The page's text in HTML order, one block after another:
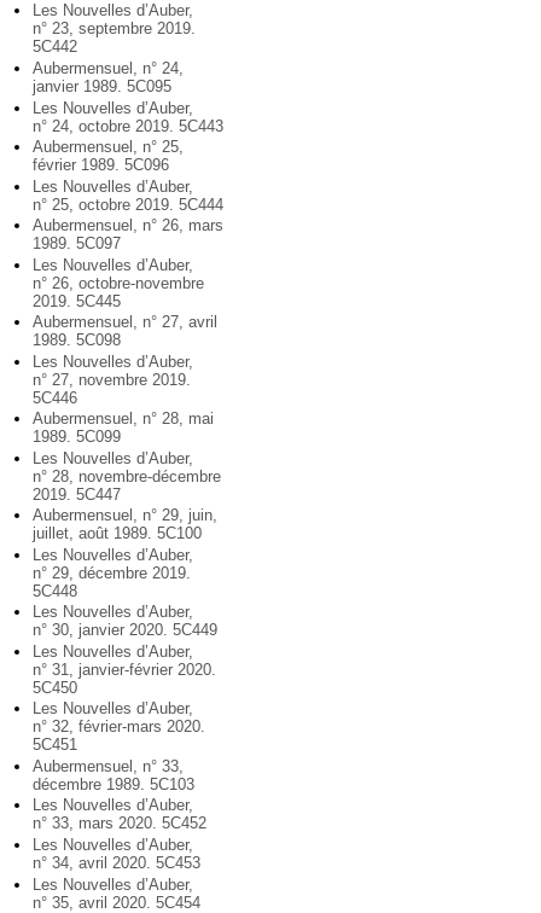
Les Nouvelles d’Auber,
n° 23, septembre 2019.
5C442
Aubermensuel, n° 24,
janvier 1989. 5C095
Les Nouvelles d’Auber,
n° 24, octobre 2019. 5C443
Aubermensuel, n° 25,
février 1989. 5C096
Les Nouvelles d’Auber,
n° 25, octobre 2019. 5C444
Aubermensuel, n° 26, mars
1989. 5C097
Les Nouvelles d’Auber,
n° 26, octobre-novembre
2019. 5C445
Aubermensuel, n° 27, avril
1989. 5C098
Les Nouvelles d’Auber,
n° 27, novembre 2019.
5C446
Aubermensuel, n° 28, mai
1989. 5C099
Les Nouvelles d’Auber,
n° 28, novembre-décembre
2019. 5C447
Aubermensuel, n° 29, juin,
juillet, août 1989. 5C100
Les Nouvelles d’Auber,
n° 29, décembre 2019.
5C448
Les Nouvelles d’Auber,
n° 30, janvier 2020. 5C449
Les Nouvelles d’Auber,
n° 31, janvier-février 2020.
5C450
Les Nouvelles d’Auber,
n° 32, février-mars 2020.
5C451
Aubermensuel, n° 33,
décembre 1989. 5C103
Les Nouvelles d’Auber,
n° 33, mars 2020. 5C452
Les Nouvelles d’Auber,
n° 34, avril 2020. 5C453
Les Nouvelles d’Auber,
n° 35, avril 2020. 5C454